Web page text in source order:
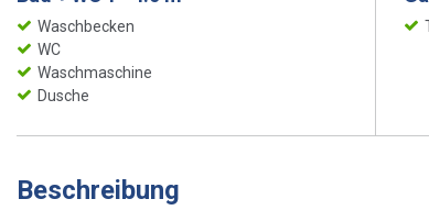
Waschbecken
WC
Waschmaschine
Dusche
Beschreibung